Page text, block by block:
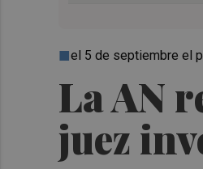
La AN
juez
el 5 de septiembre el